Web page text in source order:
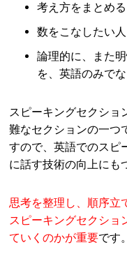
考え方をまとめ
数をこなしたい人
論理的に、また
を、英語のみで
スピーキングセクショ
難なセクションの一つ
すので、英語でのスピ
に話す技術の向上にも
思考を整理し、順序立
スピーキングセクショ
ていくのかが重要です。